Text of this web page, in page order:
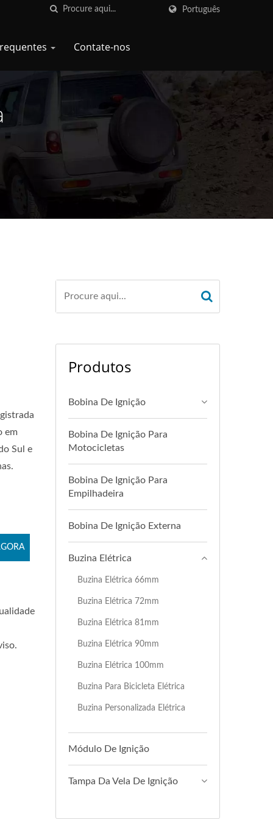
Português
Contate-nos
em
Sul e
Produtos
Bobina De Ignição
Bobina De Ignição Para
Motocicletas
Bobina De Ignição Para
Empilhadeira
Bobina De Ignição Externa
Buzina Elétrica
Buzina Elétrica 66mm
Buzina Elétrica 72mm
Buzina Elétrica 81mm
Buzina Elétrica 90mm
Buzina Elétrica 100mm
Buzina Para Bicicleta Elétrica
Buzina Personalizada Elétrica
Módulo De Ignição
Tampa Da Vela De Ignição